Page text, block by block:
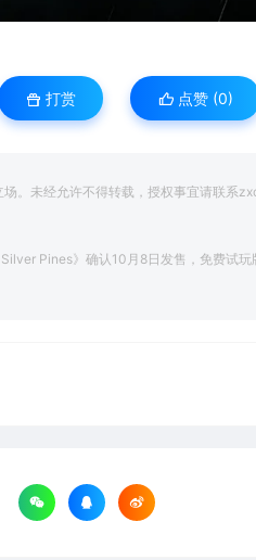
打赏 点赞 (0)
。未经允许不得转载，授权事宜请联系
Pines》确认10月8日发售，免费试玩